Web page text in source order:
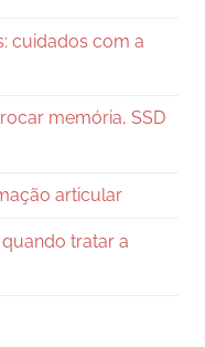
cuidados com a
memória, SSD
articular
tratar a